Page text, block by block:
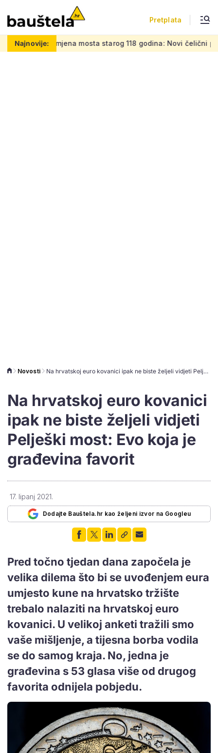
Pretplata
Najnovije:
mosta starog 118 godina: Novi čelični poluluk lebdi nad
Novosti Na hrvatskoj euro kovanici ipak ne biste željeli vidjeti Pelješki most: Evo koja je građevina favorit
Na hrvatskoj euro kovanici
ipak ne biste željeli vidjeti
Pelješki most: Evo koja je
građevina favorit
17. lipanj 2021.
Dodajte Bauštela.hr kao željeni izvor na Googleu
Pred točno tjedan dana započela je
velika dilema što bi se uvođenjem eura
umjesto kune na hrvatsko tržište
trebalo nalaziti na hrvatskoj euro
kovanici. U velikoj anketi tražili smo
vaše mišljenje, a tijesna borba vodila
se do samog kraja. No, jedna je
građevina s 53 glasa više od drugog
favorita odnijela pobjedu.